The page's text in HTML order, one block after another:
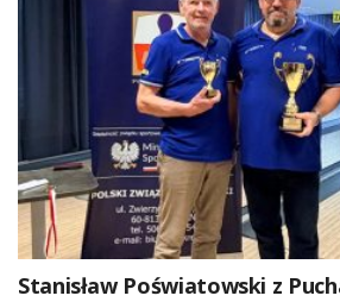
Stanisław Poświatowski z